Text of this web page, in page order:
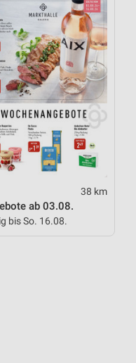
38 km
ab 03.08.
bis So. 16.08.